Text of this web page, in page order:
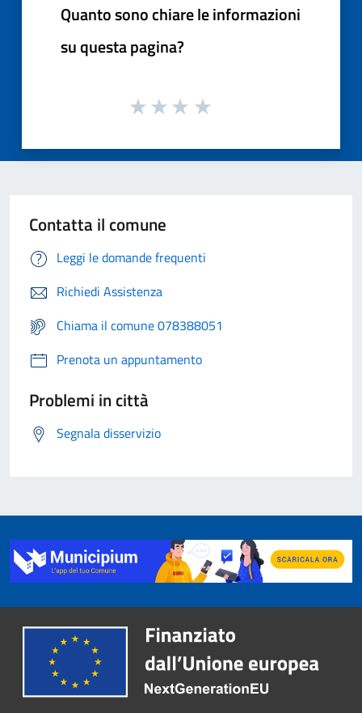
Quanto sono chiare le informazioni
su questa pagina?
Contatta il comune
Leggi le domande frequenti
Richiedi Assistenza
Chiama il comune 078388051
Prenota un appuntamento
Problemi in città
Segnala disservizio